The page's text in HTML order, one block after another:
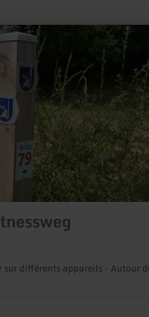
différents appareils - Autour